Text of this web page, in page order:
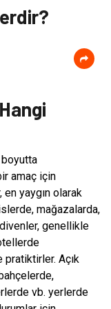
amaç için
en yaygın olarak
mağazalarda,
genellikle
pratiktirler. Açık
vb. yerlerde